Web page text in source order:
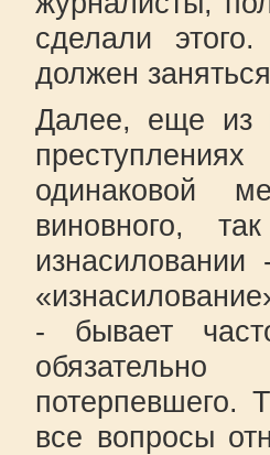
сделали
должен
Далее, еще из
одинаковой
виновного,
- бывает
потерпевшего.
все вопросы